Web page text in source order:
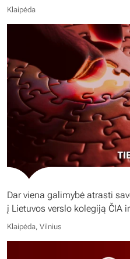
Klaipėda
Dar viena galimybė atrasti
į Lietuvos verslo kolegiją ČIA
Klaipėda, Vilnius